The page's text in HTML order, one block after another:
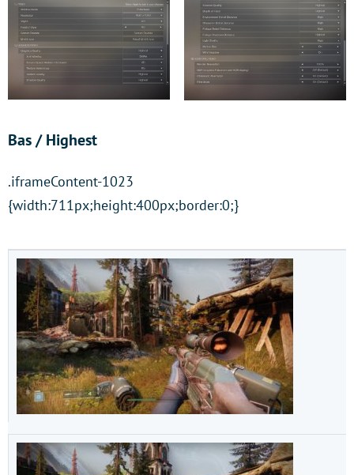
Bas / Highest
.iframeContent-1023
{width:711px;height:400px;border:0;}